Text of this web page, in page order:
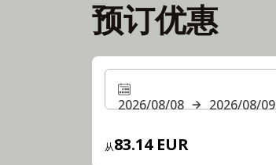
预订优惠
2026/08/08 2026/08/09
从83.14 EUR